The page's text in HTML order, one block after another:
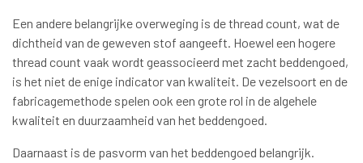
Een andere belangrijke overweging is de thread count, wat de
dichtheid van de geweven stof aangeeft. Hoewel een hogere
thread count vaak wordt geassocieerd met zacht beddengoed,
is het niet de enige indicator van kwaliteit. De vezelsoort en de
fabricagemethode spelen ook een grote rol in de algehele
kwaliteit en duurzaamheid van het beddengoed.
Daarnaast is de pasvorm van het beddengoed belangrijk.